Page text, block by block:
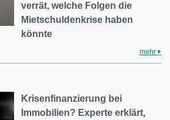
verrät, welche Folgen die
Mietschuldenkrise haben
könnte
mehr
Krisenfinanzierung bei
Immobilien? Experte erklärt,